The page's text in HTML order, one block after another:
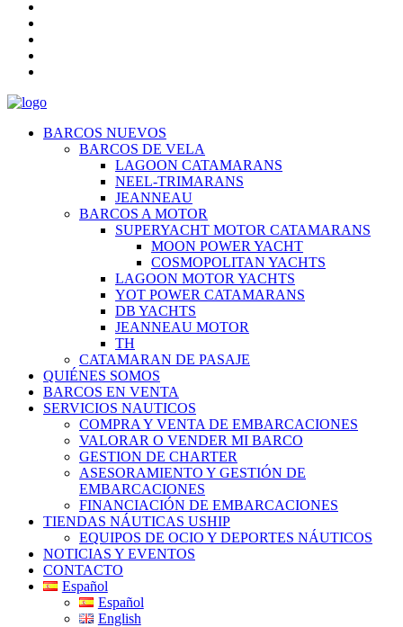
BARCOS NUEVOS
BARCOS DE VELA
LAGOON CATAMARANS
NEEL-TRIMARANS
JEANNEAU
BARCOS A MOTOR
SUPERYACHT MOTOR CATAMARANS
MOON POWER YACHT
COSMOPOLITAN YACHTS
LAGOON MOTOR YACHTS
YOT POWER CATAMARANS
DB YACHTS
JEANNEAU MOTOR
TH
CATAMARAN DE PASAJE
QUIÉNES SOMOS
BARCOS EN VENTA
SERVICIOS NAUTICOS
COMPRA Y VENTA DE EMBARCACIONES
VALORAR O VENDER MI BARCO
GESTION DE CHARTER
ASESORAMIENTO Y GESTIÓN DE
EMBARCACIONES
FINANCIACIÓN DE EMBARCACIONES
TIENDAS NÁUTICAS USHIP
EQUIPOS DE OCIO Y DEPORTES NÁUTICOS
NOTICIAS Y EVENTOS
CONTACTO
Español
Español
English